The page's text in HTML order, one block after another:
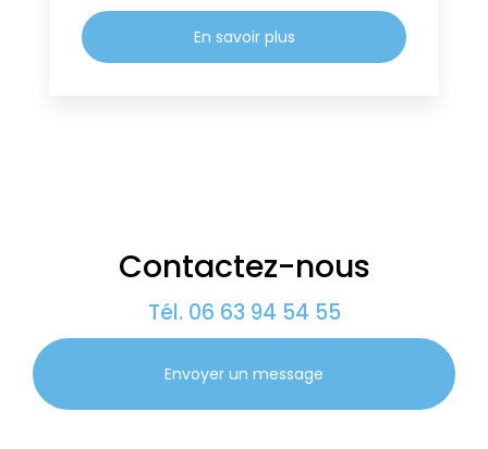
En savoir plus
Contactez-nous
Tél. 06 63 94 54 55
Envoyer un message